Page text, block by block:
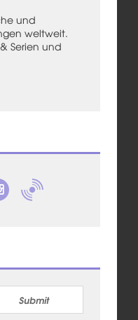
und
weltweit.
Serien und
Submit